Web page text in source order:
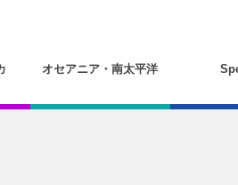
オセアニア・南太平洋